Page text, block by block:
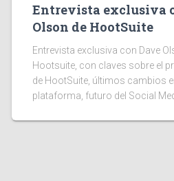
Entrevista exclusiva
Olson de HootSuite
Entrevista exclusiva con Dave
Hootsuite, con claves sobre el
de HootSuite, últimos cambios
plataforma, futuro del Social